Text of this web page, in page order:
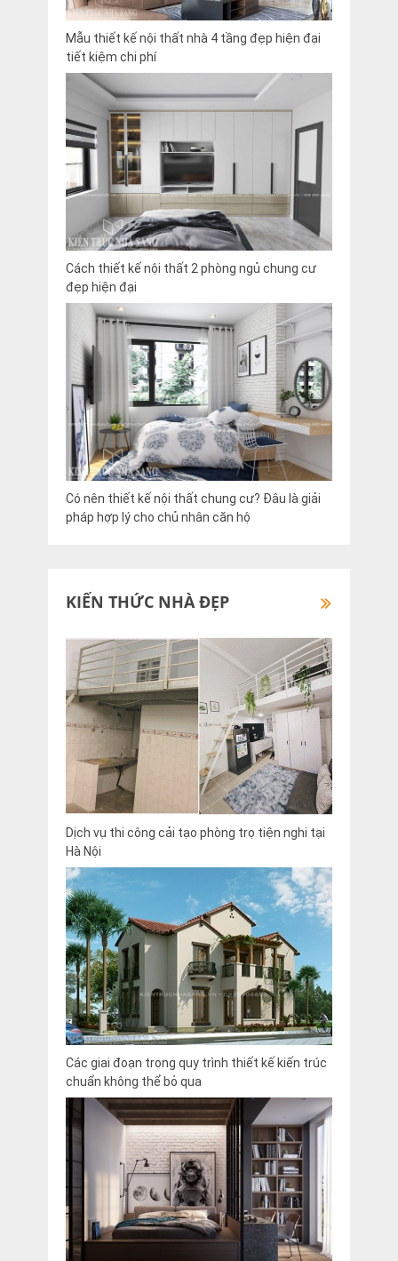
Mẫu thiết kế nội thất nhà 4 tầng đẹp hiện đại
tiết kiệm chi phí
Cách thiết kế nội thất 2 phòng ngủ chung cư
đẹp hiện đại
Có nên thiết kế nội thất chung cư? Đâu là giải
pháp hợp lý cho chủ nhân căn hộ
KIẾN THỨC NHÀ ĐẸP
Dịch vụ thi công cải tạo phòng trọ tiện nghi tại
Hà Nội
Các giai đoạn trong quy trình thiết kế kiến trúc
chuẩn không thể bỏ qua